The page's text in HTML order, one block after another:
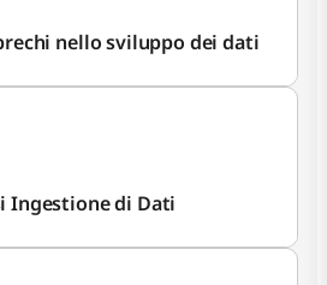
nello sviluppo dei dati
Ingestione di Dati